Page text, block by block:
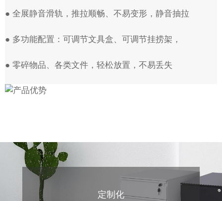
● 全展静音滑轨，推拉顺畅、不易变形，静音抽拉
● 多功能配置：可调节文具盒、可调节挂捞架，
● 零碎物品、各类文件，轻松放置，不易丢失
定制化